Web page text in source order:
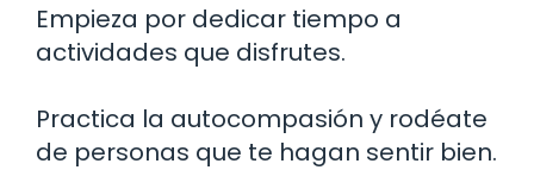
Empieza por dedicar tiempo a
actividades que disfrutes.
Practica la autocompasión y rodéate
de personas que te hagan sentir bien.